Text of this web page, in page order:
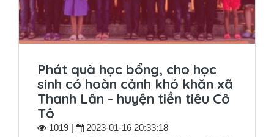
Phát quà học bổng, cho học
sinh có hoàn cảnh khó khăn xã
Thanh Lân - huyện tiền tiêu Cô
Tô
1019 |
2023-01-16 20:33:18